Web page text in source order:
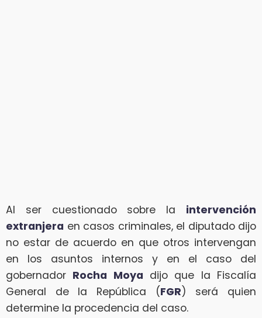
Al ser cuestionado sobre la intervención
extranjera en casos criminales, el diputado dijo
no estar de acuerdo en que otros intervengan
en los asuntos internos y en el caso del
gobernador Rocha Moya dijo que la Fiscalía
General de la República (FGR) será quien
determine la procedencia del caso.